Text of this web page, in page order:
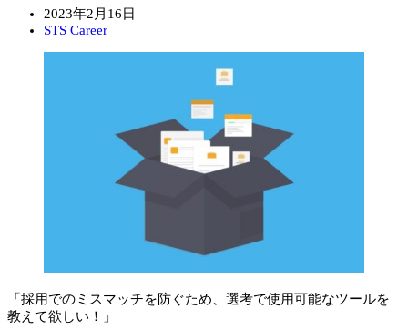
2023年2月16日
STS Career
「採用でのミスマッチを防ぐため、選考で使用可能なツールを
教えて欲しい！」